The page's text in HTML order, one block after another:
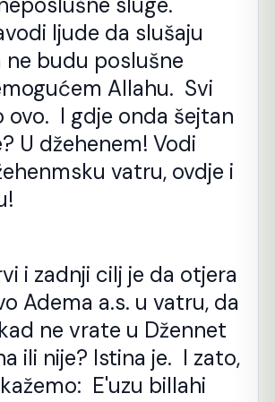
ljude da slušaju
ne budu poslušne
Allahu. Svi
ovo. I gdje onda šejtan
U džehenem! Vodi
vatru, ovdje i
i zadnji cilj je da otjera
Adema a.s. u vatru, da
ne vrate u Džennet
ili nije? Istina je. I zato,
E'uzu billahi